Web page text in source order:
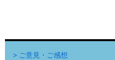
> ご意見・ご感想